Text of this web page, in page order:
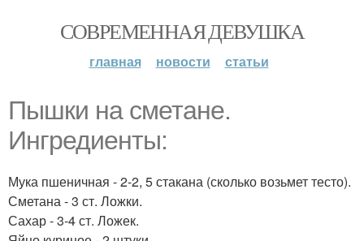
СОВРЕМЕННАЯ ДЕВУШКА
главная новости статьи
Пышки на сметане.
Ингредиенты:
Мука пшеничная - 2-2, 5 стакана (сколько возьмет тесто).
Сметана - 3 ст. Ложки.
Сахар - 3-4 ст. Ложек.